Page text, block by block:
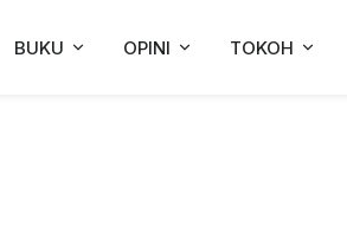
BUKU OPINI TOKOH